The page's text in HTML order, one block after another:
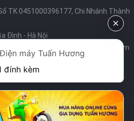
TK 0451000396177, Chi Nhánh Thành
Đình - Hà Nội
diengiadungtuanhuong@gmail.com
Điện máy Tuấn Hương
đính kèm